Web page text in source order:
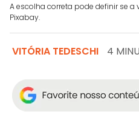
A escolha correta pode definir se a
Pixabay.
VITÓRIA TEDESCHI 4